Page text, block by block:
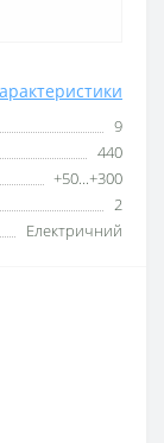
9
440
+50...+300
2
Електричний